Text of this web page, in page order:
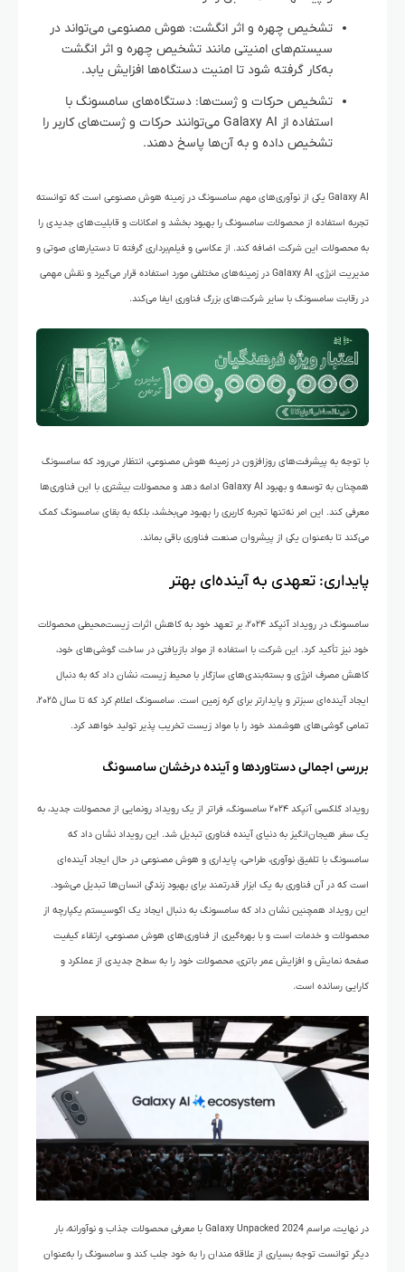
تشخیص چهره و اثر انگشت: هوش مصنوعی می‌تواند در
سیستم‌های امنیتی مانند تشخیص چهره و اثر انگشت
به‌کار گرفته شود تا امنیت دستگاه‌ها افزایش یابد.
تشخیص حرکات و ژست‌ها: دستگاه‌های سامسونگ با
استفاده از Galaxy AI می‌توانند حرکات و ژست‌های کاربر را
تشخیص داده و به آن‌ها پاسخ دهند.
Galaxy AI یکی از نوآوری‌های مهم سامسونگ در زمینه هوش مصنوعی است که توانسته
تجربه استفاده از محصولات سامسونگ را بهبود بخشد و امکانات و قابلیت‌های جدیدی را
به محصولات این شرکت اضافه کند. از عکاسی و فیلم‌برداری گرفته تا دستیارهای صوتی و
مدیریت انرژی، Galaxy AI در زمینه‌های مختلفی مورد استفاده قرار می‌گیرد و نقش مهمی
در رقابت سامسونگ با سایر شرکت‌های بزرگ فناوری ایفا می‌کند.
با توجه به پیشرفت‌های روزافزون در زمینه هوش مصنوعی، انتظار می‌رود که سامسونگ
همچنان به توسعه و بهبود Galaxy AI ادامه دهد و محصولات بیشتری با این فناوری‌ها
معرفی کند. این امر نه‌تنها تجربه کاربری را بهبود می‌بخشد، بلکه به بقای سامسونگ کمک
می‌کند تا به‌عنوان یکی از پیشروان صنعت فناوری باقی بماند.
پایداری: تعهدی به آینده‌ای بهتر
سامسونگ در رویداد آنپکد ۲۰۲۴، بر تعهد خود به کاهش اثرات زیست‌محیطی محصولات
خود نیز تأکید کرد. این شرکت با استفاده از مواد بازیافتی در ساخت گوشی‌های خود،
کاهش مصرف انرژی و بسته‌بندی‌های سازگار با محیط زیست، نشان داد که به دنبال
ایجاد آینده‌ای سبزتر و پایدارتر برای کره زمین است. سامسونگ اعلام کرد که تا سال ۲۰۲۵،
تمامی گوشی‌های هوشمند خود را با مواد زیست تخریب پذیر تولید خواهد کرد.
بررسی اجمالی دستاوردها و آینده درخشان سامسونگ
رویداد گلکسی آنپکد ۲۰۲۴ سامسونگ، فراتر از یک رویداد رونمایی از محصولات جدید، به
یک سفر هیجان‌انگیز به دنیای آینده فناوری تبدیل شد. این رویداد نشان داد که
سامسونگ با تلفیق نوآوری، طراحی، پایداری و هوش مصنوعی در حال ایجاد آینده‌ای
است که در آن فناوری به یک ابزار قدرتمند برای بهبود زندگی انسان‌ها تبدیل می‌شود.
این رویداد همچنین نشان داد که سامسونگ به دنبال ایجاد یک اکوسیستم یکپارچه از
محصولات و خدمات است و با بهره‌گیری از فناوری‌های هوش مصنوعی، ارتقاء کیفیت
صفحه نمایش و افزایش عمر باتری، محصولات خود را به سطح جدیدی از عملکرد و
کارایی رسانده است.
در نهایت، مراسم Galaxy Unpacked 2024 با معرفی محصولات جذاب و نوآورانه، بار
دیگر توانست توجه بسیاری از علاقه مندان را به خود جلب کند و سامسونگ را به‌عنوان